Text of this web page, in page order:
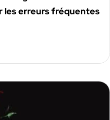
les erreurs fréquentes